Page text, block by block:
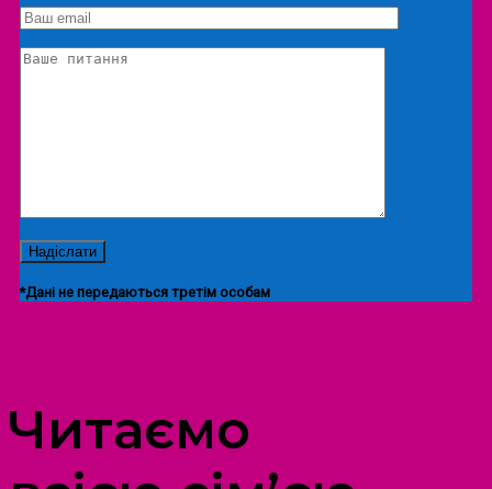
Екскурсія/локація
*Дані не передаються третім особам
Читаємо